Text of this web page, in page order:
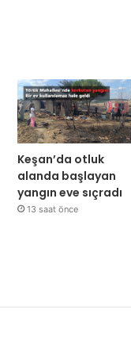
Keşan’da otluk
alanda başlayan
yangın eve sıçradı
13 saat önce